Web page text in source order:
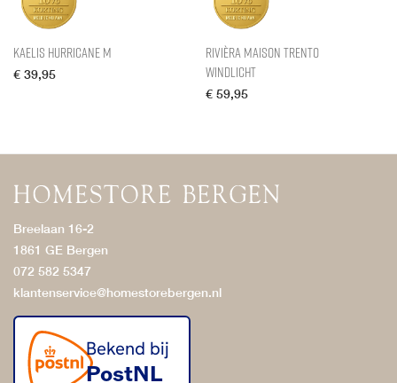
Kaelis Hurricane M
€ 39,95
Rivièra Maison Trento
Windlicht
€ 59,95
Breelaan 16-2
1861 GE Bergen
072 582 5347
klantenservice@homestorebergen.nl